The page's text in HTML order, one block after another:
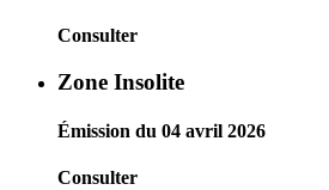
Consulter
Zone Insolite
Émission du 04 avril 2026
Consulter